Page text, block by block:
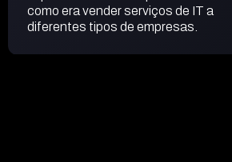
como era vender serviços de IT a
diferentes tipos de empresas.